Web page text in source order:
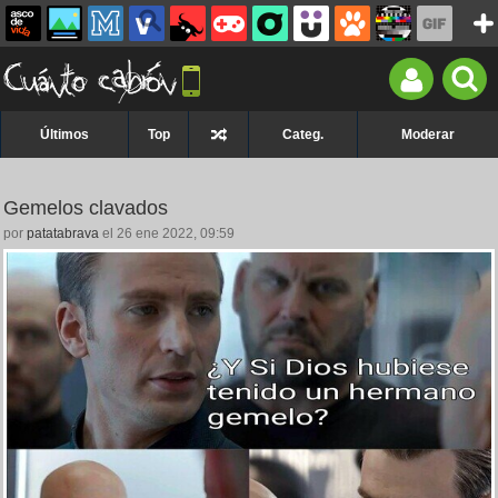
Últimos Top Categ. Moderar
Gemelos clavados
por patatabrava el 26 ene 2022, 09:59